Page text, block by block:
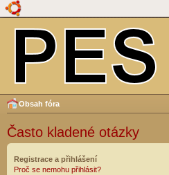
Obsah fóra
Často kladené otázky
Registrace a přihlášení
Proč se nemohu přihlásit?